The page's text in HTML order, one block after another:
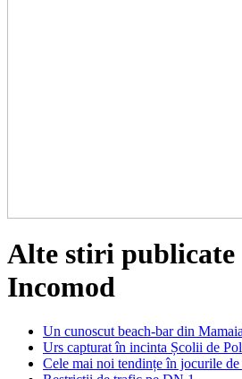
Alte stiri
Incomod
Un cunoscut beach-bar din
Urs capturat în incinta Școlii de
Cele mai noi tendințe în jocurile